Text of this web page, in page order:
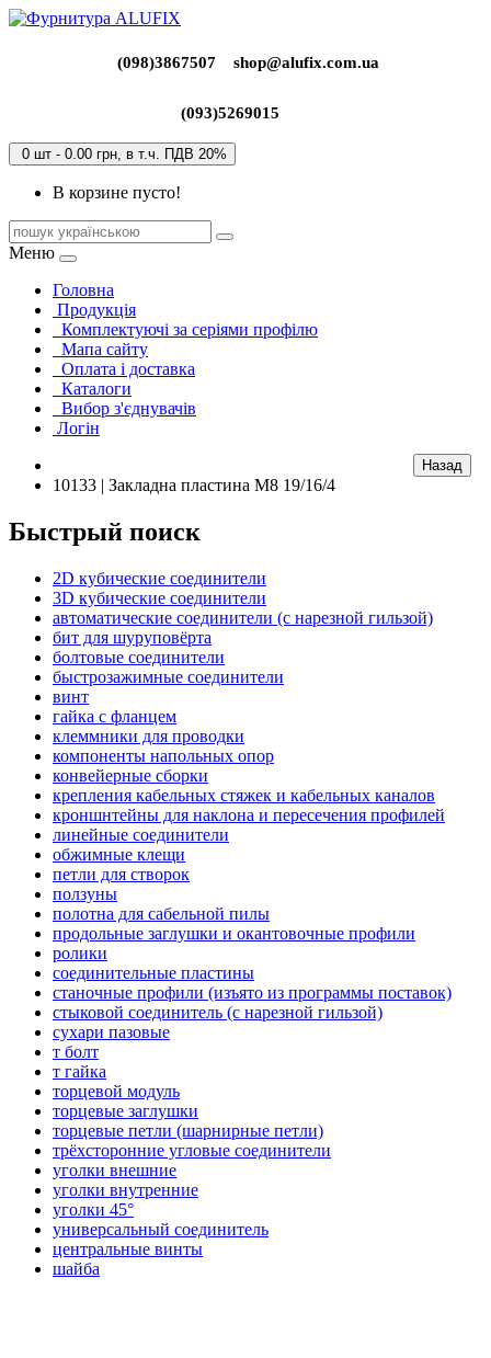
(098)3867507 shop@alufix.com.ua
(093)5269015
0 шт - 0.00 грн, в т.ч. ПДВ 20%
В корзине пусто!
Меню
Головна
Продукція
Комплектуючі за серіями профілю
Мапа сайту
Оплата і доставка
Каталоги
Вибор з'єднувачів
Логін
10133 | Закладна пластина М8 19/16/4
Быстрый поиск
2D кубические соединители
3D кубические соединители
автоматические соединители (с нарезной гильзой)
бит для шуруповёрта
болтовые соединители
быстрозажимные соединители
винт
гайка с фланцем
клеммники для проводки
компоненты напольных опор
конвейерные сборки
крепления кабельных стяжек и кабельных каналов
кроншнтейны для наклона и пересечения профилей
линейные соединители
обжимные клещи
петли для створок
ползуны
полотна для сабельной пилы
продольные заглушки и окантовочные профили
ролики
соединительные пластины
станочные профили (изъято из программы поставок)
стыковой соединитель (с нарезной гильзой)
сухари пазовые
т болт
т гайка
торцевой модуль
торцевые заглушки
торцевые петли (шарнирные петли)
трёхсторонние угловые соединители
уголки внешние
уголки внутренние
уголки 45°
универсальный соединитель
центральные винты
шайба